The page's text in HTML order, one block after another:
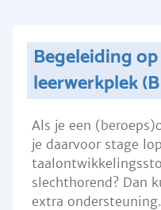
Begeleiding
leerwerkplek
Als je een
je daarvoor stage
slechthorend? Dan
extra